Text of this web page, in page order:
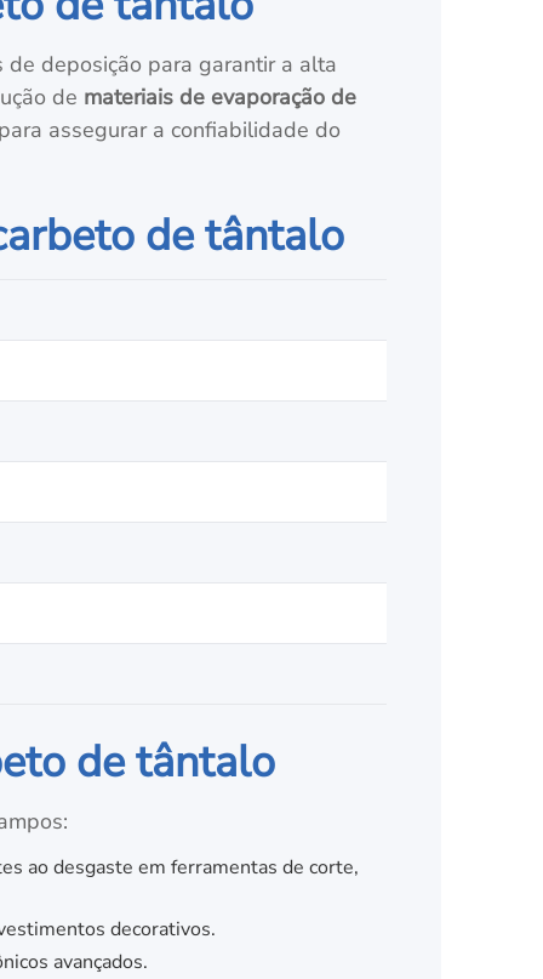
deposição para garantir a alta
de materiais de evaporação de
assegurar a confiabilidade do
de tântalo
de tântalo
ao desgaste em ferramentas de corte,
decorativos.
avançados.